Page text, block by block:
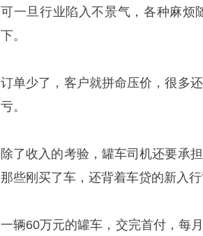
可一旦行业陷入不景气，各种麻烦
下。
订单少了，客户就拼命压价，很多
亏。
除了收入的考验，罐车司机还要承
那些刚买了车，还背着车贷的新入行
一辆60万元的罐车，交完首付，每